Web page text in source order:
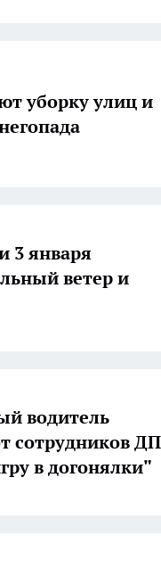
уборку улиц и
3 января
ветер и
водитель
сотрудников
в догонялки"